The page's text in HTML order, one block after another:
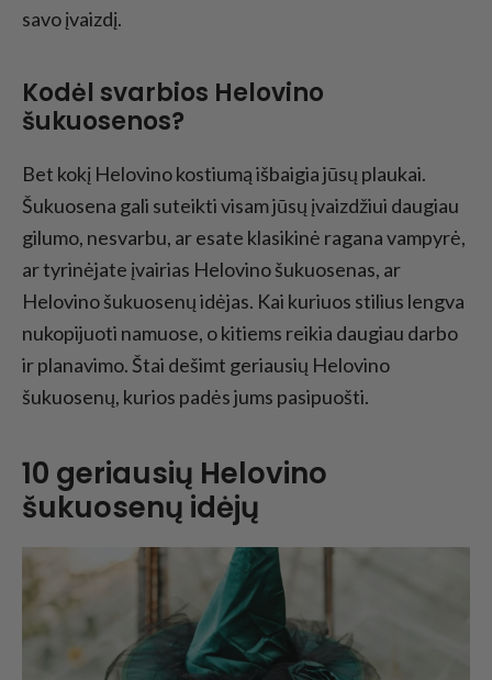
savo įvaizdį.
Kodėl svarbios Helovino
šukuosenos?
Bet kokį Helovino kostiumą išbaigia jūsų plaukai.
Šukuosena gali suteikti visam jūsų įvaizdžiui daugiau
gilumo, nesvarbu, ar esate klasikinė ragana vampyrė,
ar tyrinėjate įvairias Helovino šukuosenas, ar
Helovino šukuosenų idėjas. Kai kuriuos stilius lengva
nukopijuoti namuose, o kitiems reikia daugiau darbo
ir planavimo. Štai dešimt geriausių Helovino
šukuosenų, kurios padės jums pasipuošti.
10 geriausių Helovino
šukuosenų idėjų